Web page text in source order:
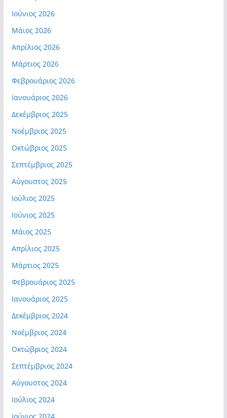
Ιούνιος 2026
Μάιος 2026
Απρίλιος 2026
Μάρτιος 2026
Φεβρουάριος 2026
Ιανουάριος 2026
Δεκέμβριος 2025
Νοέμβριος 2025
Οκτώβριος 2025
Σεπτέμβριος 2025
Αύγουστος 2025
Ιούλιος 2025
Ιούνιος 2025
Μάιος 2025
Απρίλιος 2025
Μάρτιος 2025
Φεβρουάριος 2025
Ιανουάριος 2025
Δεκέμβριος 2024
Νοέμβριος 2024
Οκτώβριος 2024
Σεπτέμβριος 2024
Αύγουστος 2024
Ιούλιος 2024